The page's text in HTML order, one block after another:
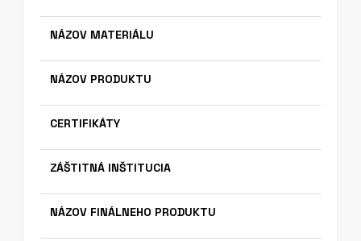
NÁZOV MATERIÁLU
NÁZOV PRODUKTU
CERTIFIKÁTY
ZÁŠTITNÁ INŠTITUCIA
NÁZOV FINÁLNEHO PRODUKTU